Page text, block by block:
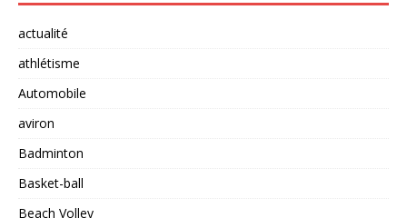
actualité
athlétisme
Automobile
aviron
Badminton
Basket-ball
Beach Volley